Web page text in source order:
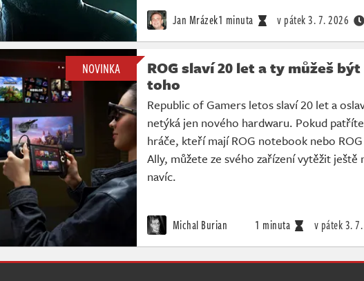
Jan Mrázek1 minuta v pátek3. 7. 2026
NOVINKA
ROG slaví 20 let a ty můžeš být
toho
Republic of Gamers letos slaví 20 let a
netýká jen nového hardwaru. Pokud
hráče, kteří mají ROG notebook nebo
Ally, můžete ze svého zařízení vytěžit ještě
navíc.
Michal Burian 1 minuta v pátek3.